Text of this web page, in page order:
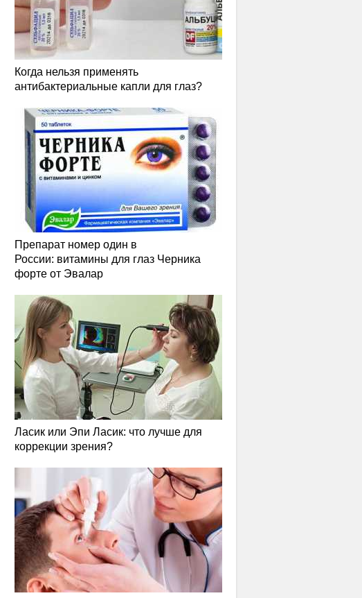
Когда нельзя применять
антибактериальные капли для глаз?
Препарат номер один в
России: витамины для глаз Черника
форте от Эвалар
Ласик или Эпи Ласик: что лучше для
коррекции зрения?